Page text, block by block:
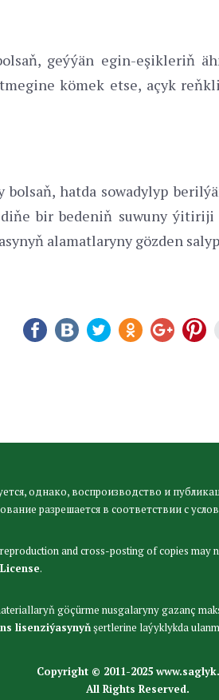
geýýän egin-
kömek etse, açyk
bolsaň, hatda sowadylyp
bir bedeniň suwuny
alamatlaryny gözden
однако, воспроизводство и
разрешается в соответствии с
and cross-posting of copies may
.
göçürme nusgalaryny gazanç
lisenziýasynyňşertlerine laýyklykda
Copyright © 2011-2025
All Rights Reserved.